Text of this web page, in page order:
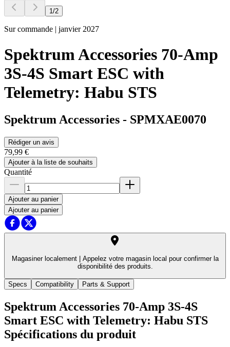
1/2
Sur commande | janvier 2027
Spektrum Accessories 70-Amp
3S-4S Smart ESC with
Telemetry: Habu STS
Spektrum Accessories - SPMXAE0070
Rédiger un avis
79,99 €
Ajouter à la liste de souhaits
Quantité
Ajouter au panier
Ajouter au panier
Magasiner localement |
Appelez votre magasin local pour confirmer la
disponibilité des produits.
Specs Compatibility Parts & Support
Spektrum Accessories 70-Amp 3S-4S
Smart ESC with Telemetry: Habu STS
Spécifications du produit